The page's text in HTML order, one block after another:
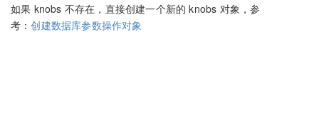
如果 knobs 不存在，直接创建一个新的 knobs 对象，参
考：创建数据库参数操作对象